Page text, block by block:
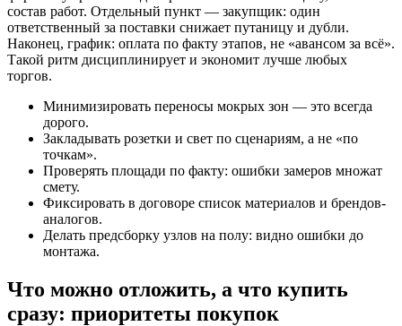
состав работ. Отдельный пункт — закупщик: один
ответственный за поставки снижает путаницу и дубли.
Наконец, график: оплата по факту этапов, не «авансом за всё».
Такой ритм дисциплинирует и экономит лучше любых
торгов.
Минимизировать переносы мокрых зон — это всегда
дорого.
Закладывать розетки и свет по сценариям, а не «по
точкам».
Проверять площади по факту: ошибки замеров множат
смету.
Фиксировать в договоре список материалов и брендов-
аналогов.
Делать предсборку узлов на полу: видно ошибки до
монтажа.
Что можно отложить, а что купить
сразу: приоритеты покупок